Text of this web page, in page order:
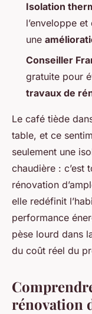
Isolation
l’enveloppe
une
Conseiller
gratuite pour
travaux de
Le café tiède
table, et ce
seulement une
chaudière : c’est
rénovation
elle redéfinit
performance
pèse lourd dans
du coût réel du
rénovation